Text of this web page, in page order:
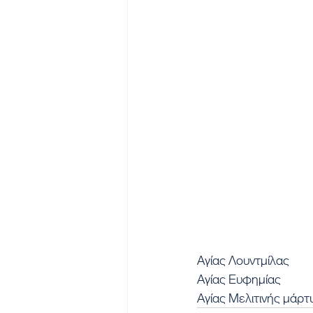
Αγίας Λουντμίλας
Αγίας Ευφημίας
Αγίας Μελιτινής